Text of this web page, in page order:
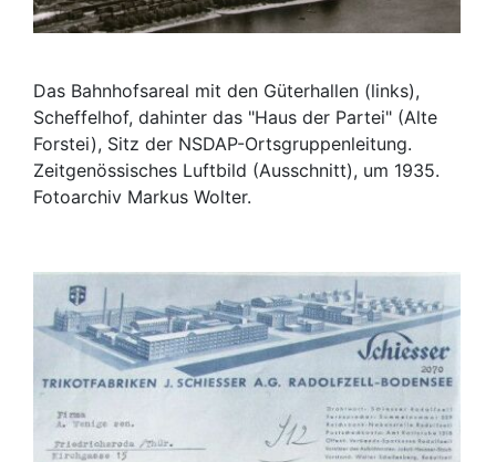
Das Bahnhofsareal mit den Güterhallen (links),
Scheffelhof, dahinter das "Haus der Partei" (Alte
Forstei), Sitz der NSDAP-Ortsgruppenleitung.
Zeitgenössisches Luftbild (Ausschnitt), um 1935.
Fotoarchiv Markus Wolter.